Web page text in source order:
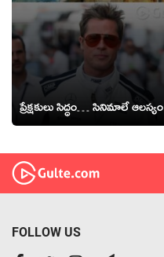
ప్రేక్షకులు సిద్ధం… సినిమాలే ఆలస్యం
FOLLOW US